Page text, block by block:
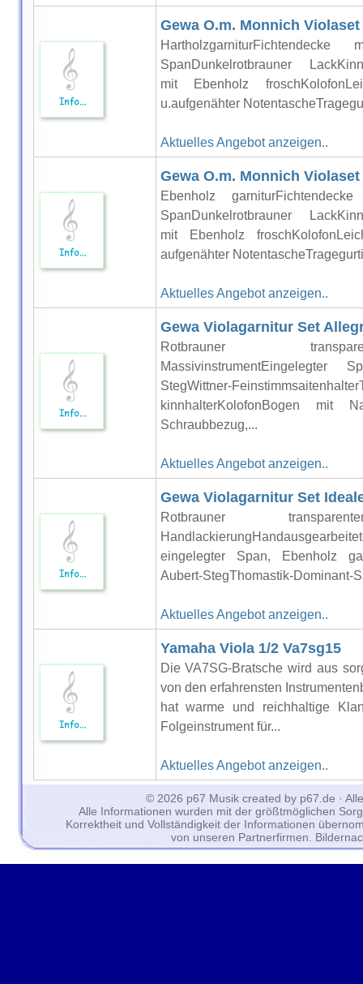
Gewa O.m. Monnich Violaset
SpanDunkelrotbrauner
mit Ebenholz
u.aufgenähter
Aktuelles Angebot anzeigen..
Gewa O.m. Monnich Violaset
Ebenholz
SpanDunkelrotbrauner
mit Ebenholz
aufgenähter
Aktuelles Angebot anzeigen..
Gewa Violagarnitur Set
Rotbrauner
MassivinstrumentEingelegter
StegWittner-
kinnhalterKolofonBogen mit
Schraubbezug,...
Aktuelles Angebot anzeigen..
Gewa Violagarnitur Set
Rotbrauner
eingelegter Span, Ebenholz
Aubert-StegThomastik-Dominant-
Aktuelles Angebot anzeigen..
Yamaha Viola 1/2 Va7sg15
Die VA7SG-Bratsche wird aus
von den erfahrensten
hat warme und reichhaltige
Folgeinstrument für...
Aktuelles Angebot anzeigen..
© 2026 p67 Musik created by p67.de ·
Alle Informationen wurden mit der größtmöglichen
Korrektheit und Vollständigkeit der Informationen
von unseren Partnerfirmen.